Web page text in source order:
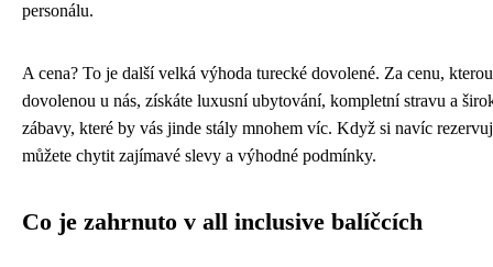
personálu.
A cena? To je další velká výhoda turecké dovolené. Za cenu,
dovolenou u nás, získáte luxusní ubytování, kompletní stravu a
zábavy, které by vás jinde stály mnohem víc. Když si navíc
můžete chytit zajímavé slevy a výhodné podmínky.
Co je zahrnuto v all inclusive balíčcích